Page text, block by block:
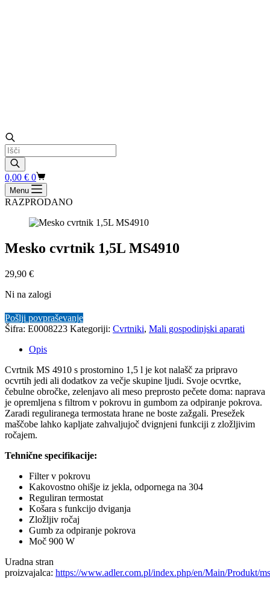
Products
search
Shopping
cart
0,00 € 0
Menu
RAZPRODANO
Mesko cvrtnik 1,5L MS4910
29,90 €
Ni na zalogi
Pošlji povpraševanje
Šifra: E0008223 Kategoriji: Cvrtniki, Mali gospodinjski aparati
Opis
Cvrtnik MS 4910 s prostornino 1,5 l je kot nalašč za pripravo
ocvrtih jedi ali dodatkov za večje skupine ljudi. Svoje ocvrtke,
čebulne obročke, zelenjavo ali meso preprosto pečete doma: naprava
je opremljena s filtrom v pokrovu in gumbom za odpiranje pokrova.
Zaradi reguliranega termostata hrane ne boste zažgali. Presežek
maščobe lahko kapljate zahvaljujoč dvignjeni funkciji z zložljivim
ročajem.
Tehnične specifikacije:
Filter v pokrovu
Kakovostno ohišje iz jekla, odpornega na 304
Reguliran termostat
Košara s funkcijo dviganja
Zložljiv ročaj
Gumb za odpiranje pokrova
Moč 900 W
Uradna stran
proizvajalca: https://www.adler.com.pl/index.php/en/Main/Produkt/